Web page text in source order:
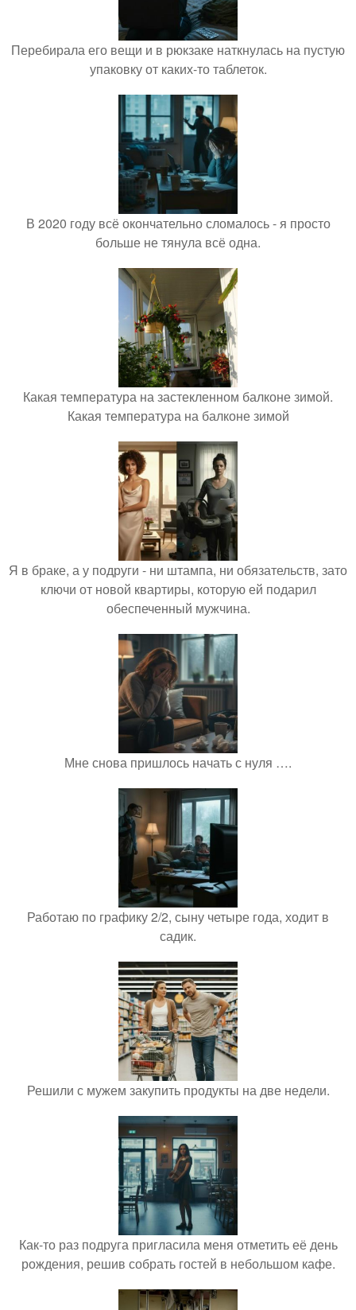
Перебирала его вещи и в рюкзаке наткнулась на пустую
упаковку от каких-то таблеток.
В 2020 году всё окончательно сломалось - я просто
больше не тянула всё одна.
Какая температура на застекленном балконе зимой.
Какая температура на балконе зимой
Я в браке, а у подруги - ни штампа, ни обязательств, зато
ключи от новой квартиры, которую ей подарил
обеспеченный мужчина.
Мне снова пришлось начать с нуля ….
Работаю по графику 2/2, сыну четыре года, ходит в
садик.
Решили с мужем закупить продукты на две недели.
Как-то раз подруга пригласила меня отметить её день
рождения, решив собрать гостей в небольшом кафе.